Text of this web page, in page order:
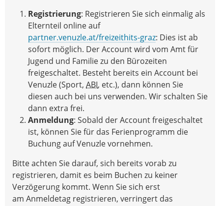
Registrierung: Registrieren Sie sich einmalig als
Elternteil online auf
partner.venuzle.at/freizeithits-graz: Dies ist ab
sofort möglich. Der Account wird vom Amt für
Jugend und Familie zu den Bürozeiten
freigeschaltet. Besteht bereits ein Account bei
Venuzle (Sport, ABI, etc.), dann können Sie
diesen auch bei uns verwenden. Wir schalten Sie
dann extra frei.
Anmeldung: Sobald der Account freigeschaltet
ist, können Sie für das Ferienprogramm die
Buchung auf Venuzle vornehmen.
Bitte achten Sie darauf, sich bereits vorab zu
registrieren, damit es beim Buchen zu keiner
Verzögerung kommt. Wenn Sie sich erst
am Anmeldetag registrieren, verringert das